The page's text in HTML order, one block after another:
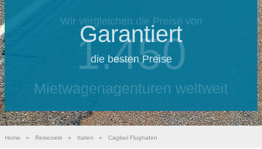
Wir vergleichen die Preise von
1.450
Mietwagenagenturen weltweit
Garantiert
die besten Preise
Home » Reiseziele » Italien » Cagliari Flughafen